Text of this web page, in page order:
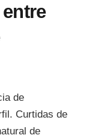
de
Curtidas de
de